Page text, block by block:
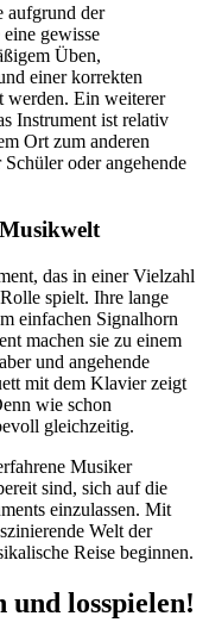
aufgrund der
gewisse
Üben,
einer korrekten
werden. Ein weiterer
Instrument ist relativ
Ort zum anderen
oder angehende
das in einer Vielzahl
spielt. Ihre lange
einfachen Signalhorn
machen sie zu einem
und angehende
mit dem Klavier zeigt
wie schon
gleichzeitig.
Musiker
sind, sich auf die
einzulassen. Mit
Welt der
Reise beginnen.
und losspielen!